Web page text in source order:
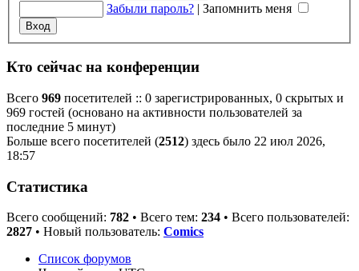
Забыли пароль? | Запомнить меня
Кто сейчас на конференции
Всего 969 посетителей :: 0 зарегистрированных, 0 скрытых и
969 гостей (основано на активности пользователей за
последние 5 минут)
Больше всего посетителей (2512) здесь было 22 июл 2026,
18:57
Статистика
Всего сообщений: 782 • Всего тем: 234 • Всего пользователей:
2827 • Новый пользователь: Comics
Список форумов